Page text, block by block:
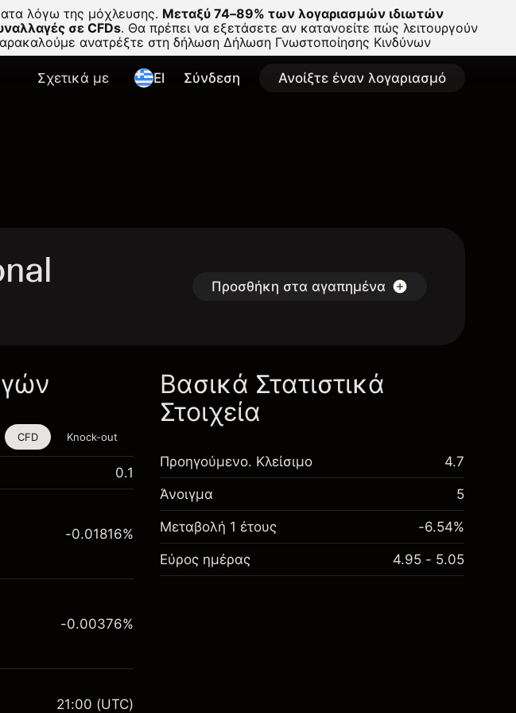
λόγω της μόχλευσης. Μεταξύ 74–89% των λογαριασμών ιδιωτών
σε CFDs. Θα πρέπει να εξετάσετε αν κατανοείτε πώς λειτουργούν
ανατρέξτε στη δήλωση Δήλωση Γνωστοποίησης Κινδύνων
Σχετικά με El Σύνδεση Ανοίξτε έναν λογαριασμό
Προσθήκη στα αγαπημένα
εργαλείο είναι
μέσω CFDs και
με:
CFD Knock-out
0.1
-0.01816%
-0.00376%
21:00 (UTC)
Βασικά Στατιστικά
Στοιχεία
Προηγούμενο. Κλείσιμο 4.7
Άνοιγμα 5
Μεταβολή 1 έτους -6.54%
Εύρος ημέρας 4.95 - 5.05